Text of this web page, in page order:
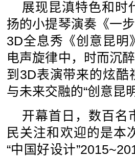
展现昆滇特色和时
扬的小提琴演奏《一
3D全息秀《创意昆明
电声旋律中，时而沉
到3D表演带来的炫
与未来交融的“创意昆
开幕首日，数百名
民关注和欢迎的是
“中国好设计